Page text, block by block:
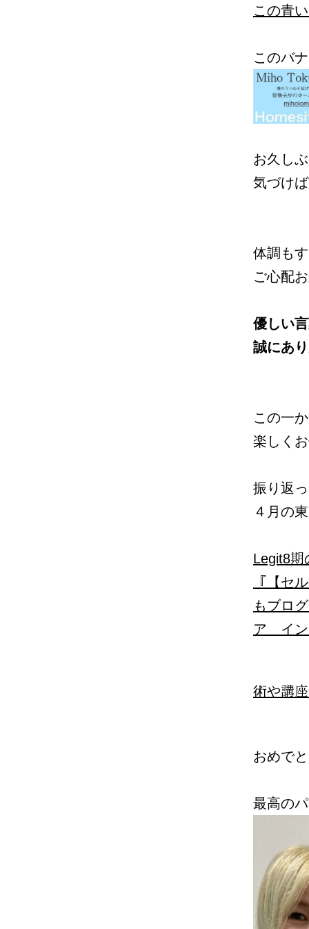
この青
このバ
お久し
気づけば
体調も
ご心配
優しい
誠にあ
この一
楽しく
振り返
４月の
Legit8期
『【セ
もブロ
ア イン
術や講
おめで
最高の